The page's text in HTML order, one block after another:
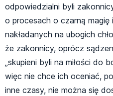
odpowiedzialni byli
o procesach o czarną
nakładanych na ubogich
że zakonnicy, oprócz
„skupieni byli na miłości do
więc nie chce ich oceniać,
inne czasy, nie można się